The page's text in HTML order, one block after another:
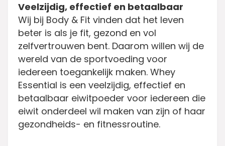
Veelzijdig, effectief en betaalbaar
Wij bij Body & Fit vinden dat het leven
beter is als je fit, gezond en vol
zelfvertrouwen bent. Daarom willen wij de
wereld van de sportvoeding voor
iedereen toegankelijk maken. Whey
Essential is een veelzijdig, effectief en
betaalbaar eiwitpoeder voor iedereen die
eiwit onderdeel wil maken van zijn of haar
gezondheids- en fitnessroutine.